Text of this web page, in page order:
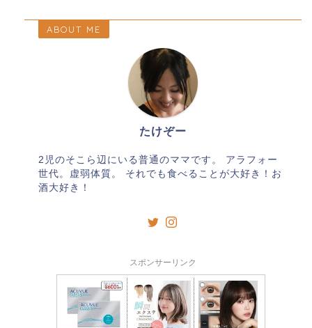
ABOUT ME
たけぞー
2児のそこら辺にいる普通のママです。 アラフォー
世代。虚弱体質。 それでも食べることが大好き！お
酒大好き！
スポンサーリンク